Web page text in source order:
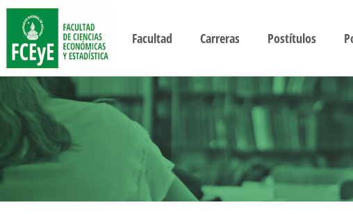
Facultad Carreras Postítulos